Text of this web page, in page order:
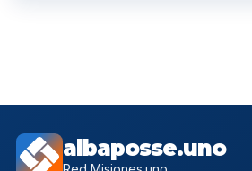
albaposse.uno